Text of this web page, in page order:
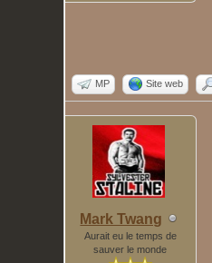
MP Site web
Mark Twang
Aurait eu le temps de
sauver le monde